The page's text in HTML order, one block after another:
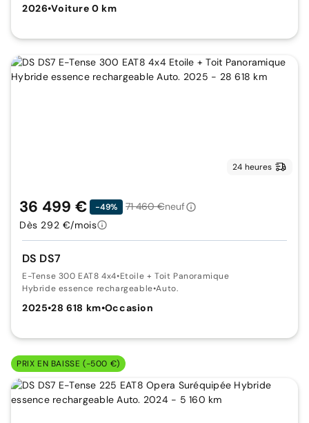
2026•Voiture 0 km
24 heures
DS DS7
E-Tense 300 EAT8 4x4•Etoile + Toit Panoramique
Hybride essence rechargeable•Auto.
2025•28 618 km•Occasion
36 499 € -49% 71 460 €neuf
Dès 292 €/mois
PRIX EN BAISSE (-500 €)